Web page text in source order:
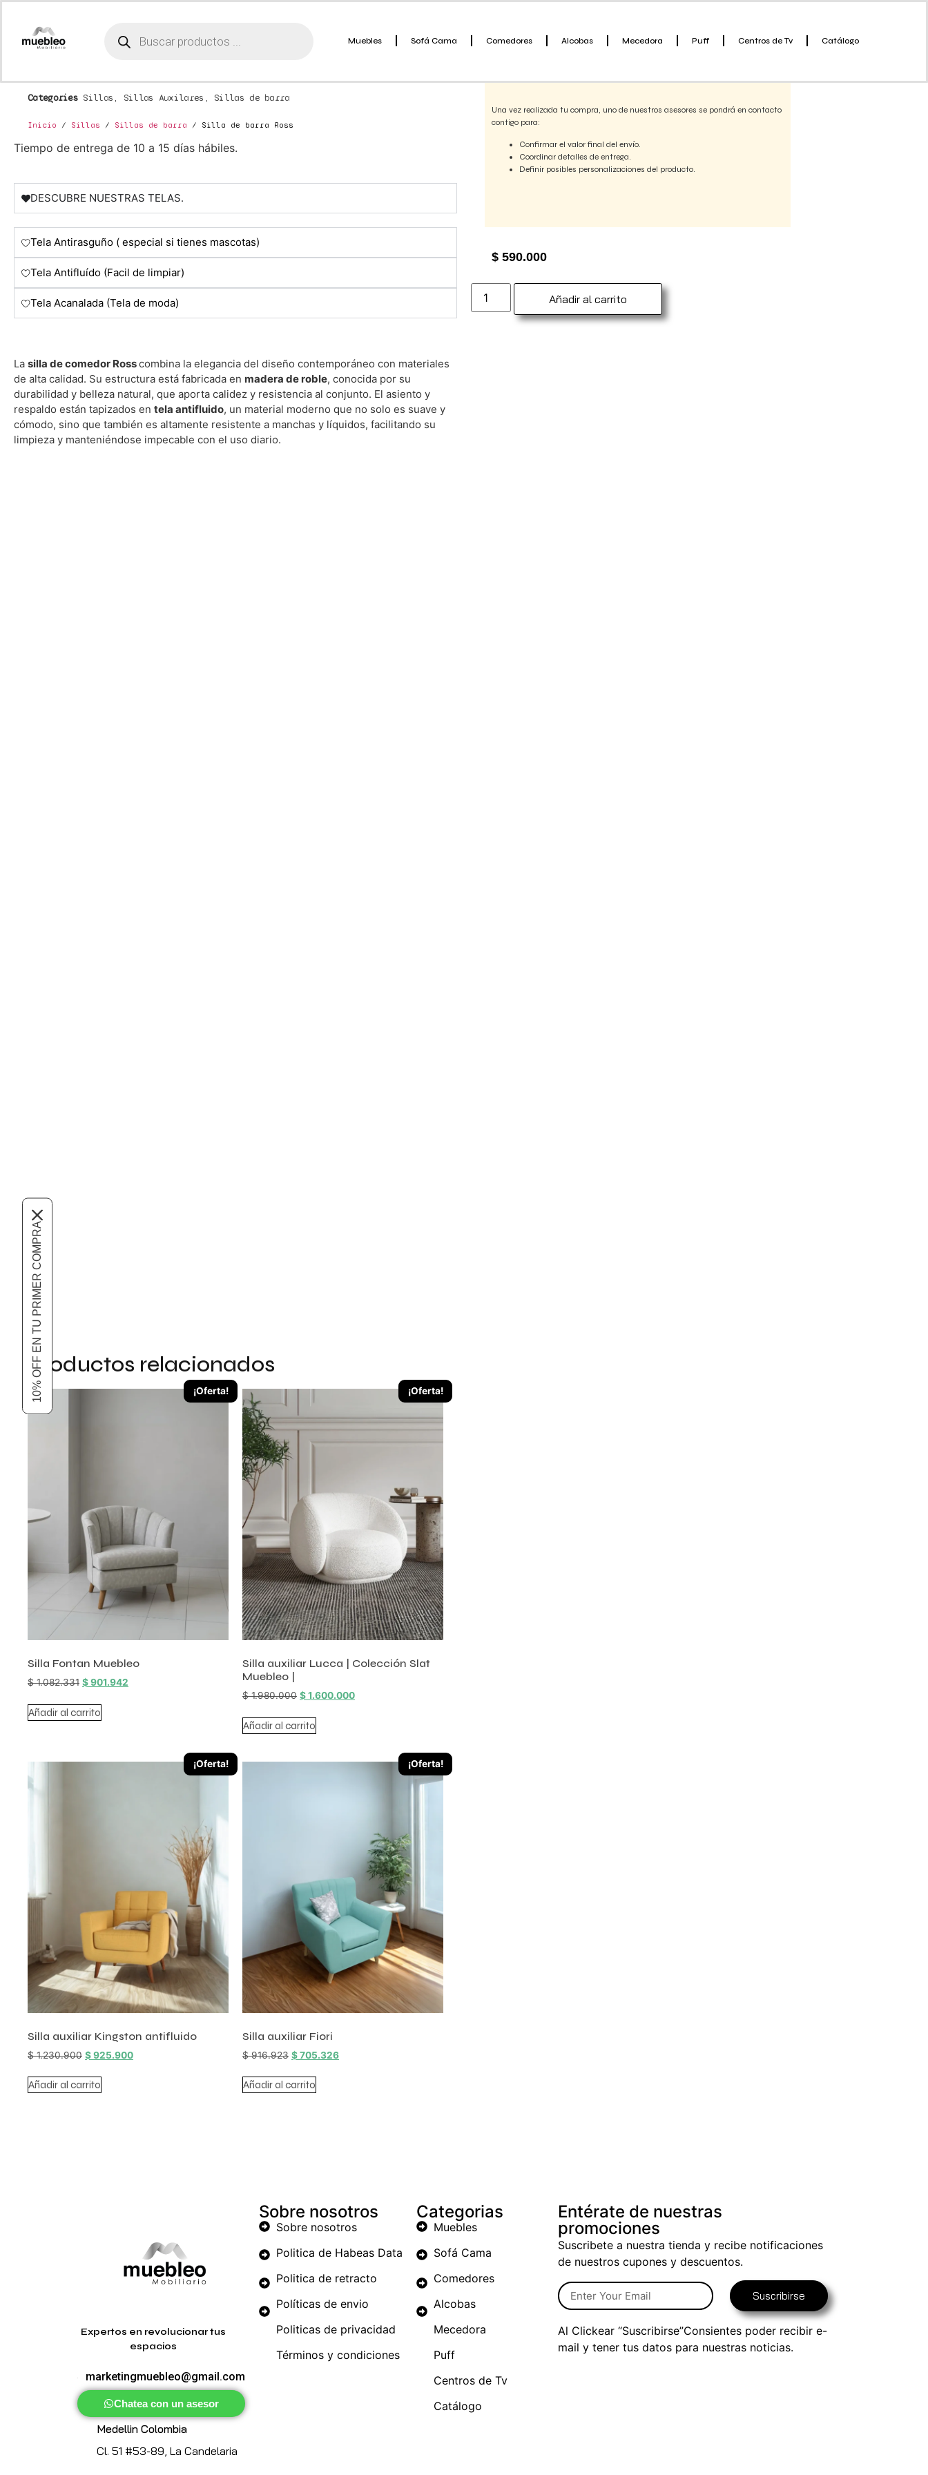
Muebles Sofá Cama Comedores Alcobas Mecedora Puff Centros de Tv Catálogo
Categories Sillas , Sillas Auxilares ,Sillas de barra
Inicio / Sillas / Sillas de barra / Silla de barra Ross
Tiempo de entrega de 10 a 15 días hábiles.
DESCUBRE NUESTRAS TELAS.
Tela Antirasguño ( especial si tienes mascotas)
Tela Antifluído (Facil de limpiar)
Tela Acanalada (Tela de moda)
La silla de comedor Rosscombina la elegancia del diseño contemporáneo con materiales
de alta calidad. Su estructura está fabricada en madera de roble, conocida por su
durabilidad y belleza natural, que aporta calidez y resistencia al conjunto. El asiento y
respaldo están tapizados en tela antifluido, un material moderno que no solo es suave y
cómodo, sino que también es altamente resistente a manchas y líquidos, facilitando su
limpieza y manteniéndose impecable con el uso diario.
Productos relacionados
¡Oferta!
Silla Fontan Muebleo
$1.082.331 $901.942
Añadir al carrito
¡Oferta!
Silla auxiliar Lucca | Colección Slat
Muebleo |
$1.980.000 $1.600.000
Añadir al carrito
¡Oferta!
Silla auxiliar Kingston antifluido
$1.230.900 $925.900
Añadir al carrito
¡Oferta!
Silla auxiliar Fiori
$916.923 $705.326
Añadir al carrito
Una vez realizada tu compra, uno de nuestros asesores se pondrá en contacto
contigo para:
Confirmar el valor final del envío.
Coordinar detalles de entrega.
Definir posibles personalizaciones del producto.
$ 590.000
Añadir al carrito
Expertos en revolucionar tus
espacios
marketingmuebleo@gmail.com
Chatea con un asesor
Medellin Colombia
Cl. 51 #53-89, La Candelaria
Sobre nosotros
Sobre nosotros
Politica de Habeas Data
Politica de retracto
Políticas de envio
Politicas de privacidad
Términos y condiciones
Categorias
Muebles
Sofá Cama
Comedores
Alcobas
Mecedora
Puff
Centros de Tv
Catálogo
Entérate de nuestras
promociones
Suscribete a nuestra tienda y recibe notificaciones
de nuestros cupones y descuentos.
Suscribirse
Al Clickear “Suscribirse”Consientes poder recibir e-
mail y tener tus datos para nuestras noticias.
10% OFF EN TU PRIMER COMPRA